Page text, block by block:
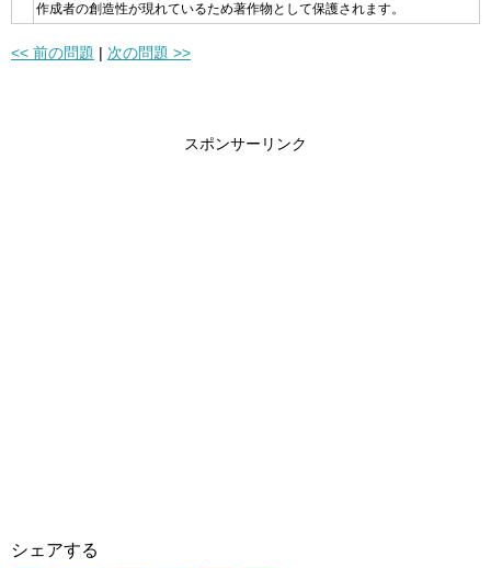
作成者の創造性が現れているため著作物として保護されます。
<< 前の問題 | 次の問題 >>
スポンサーリンク
シェアする